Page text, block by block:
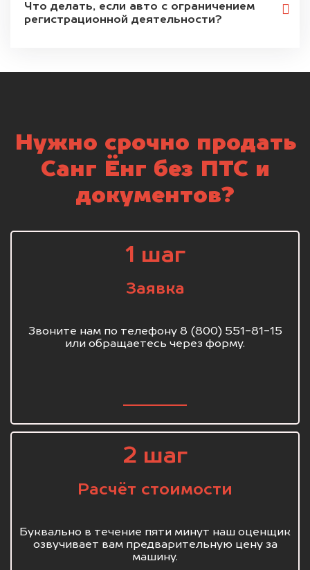
Что делать, если авто с ограничением
регистрационной деятельности?
Нужно срочно продать
Санг Ёнг без ПТС и
документов?
1 шаг
Заявка
Звоните нам по телефону 8 (800) 551-81-15
или обращаетесь через форму.
2 шаг
Расчёт стоимости
Буквально в течение пяти минут наш оценщик
озвучивает вам предварительную цену за
машину.